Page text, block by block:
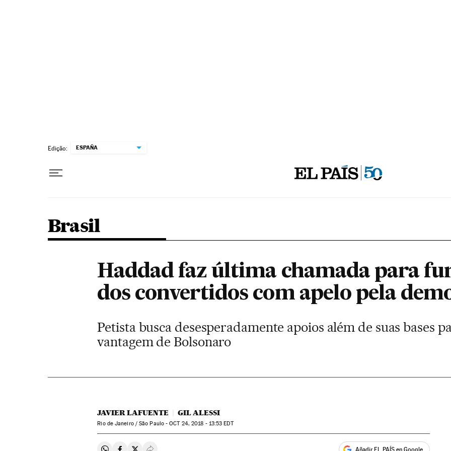
Edição: ESPAÑA
Brasil
Haddad faz última chamada para
dos convertidos com apelo pela
Petista busca desesperadamente apoios além de suas bases
vantagem de Bolsonaro
JAVIER LAFUENTE GIL ALESSI
Rio de Janeiro / São Paulo -OCT24, 2018 - 13:53 EDT
Añadir EL PAÍS en Google